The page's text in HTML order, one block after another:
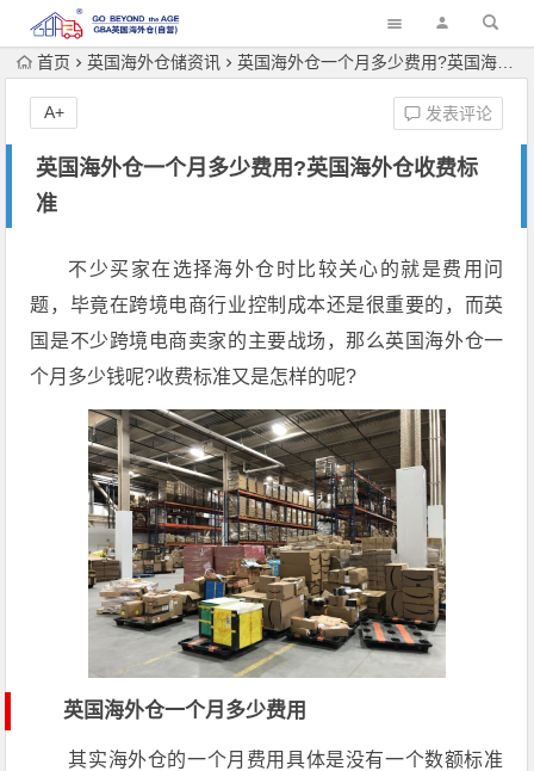
首页 英国海外仓储资讯 英国海外仓一个月多少费用?英国海外仓收费标准
英国海外仓一个月多少费用?英国海外仓收费标
准
发表评论
A+
不少买家在选择海外仓时比较关心的就是费用问
题，毕竟在跨境电商行业控制成本还是很重要的，而英
国是不少跨境电商卖家的主要战场，那么英国海外仓一
个月多少钱呢?收费标准又是怎样的呢?
英国海外仓一个月多少费用
其实海外仓的一个月费用具体是没有一个数额标准